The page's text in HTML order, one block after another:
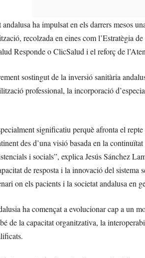
ha impulsat en els darrers mesos
recolzada en eines com l’Estratègia
Responde o ClicSalud i el reforç de
sostingut de la inversió sanitària
professional, la incorporació
significatiu perquè afronta el
des d’una visió basada en la
i socials”, explica Jesús Sánchez
de resposta i la innovació del sistema
on els pacients i la societat andalusa en
ha començat a evolucionar cap a un
de la capacitat organitzativa, la